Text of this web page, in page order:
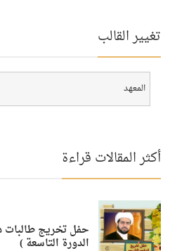
تغيير القالب
أكثر المقالات قراءة
حفل تخريج طالبات
الدورة التاسعة )